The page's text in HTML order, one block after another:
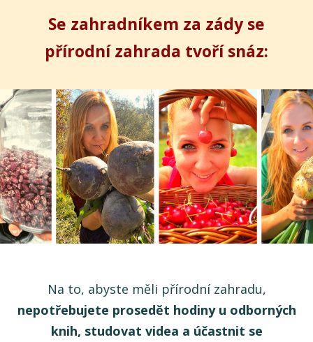
Se zahradníkem za zády se
přírodní zahrada tvoří snáz:
Na to, abyste měli přírodní zahradu,
nepotřebujete prosedět hodiny u odborných
knih, studovat videa a účastnit se